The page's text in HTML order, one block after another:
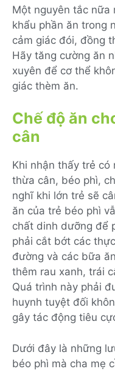
Một nguyên tắc nữa
khẩu phần ăn trong
cảm giác đói, đồng
Hãy tăng cường ăn
xuyên để cơ thể
giác thèm ăn.
Chế độ ăn
cân
Khi nhận thấy trẻ có
thừa cân, béo phì,
nghĩ khi lớn trẻ sẽ
ăn của trẻ béo phì
chất dinh dưỡng để
phải cắt bớt các
đường và các bữa
thêm rau xanh, trái
Quá trình này phải
huynh tuyệt đối
gây tác động tiêu
Dưới đây là những
béo phì mà cha mẹ